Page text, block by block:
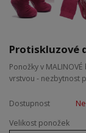
Protiskluzové
Ponožky v
vrstvou - nezbytnost
Dostupnost
Velikost ponožek